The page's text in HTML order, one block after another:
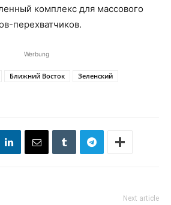
комплекс для массового
перехватчиков.
Werbung
Ближний Восток
Зеленский
Next article